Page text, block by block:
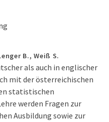
B., Weiß S.
als auch in englischer
mit der österreichischen
statistischen
werden Fragen zur
Ausbildung sowie zur